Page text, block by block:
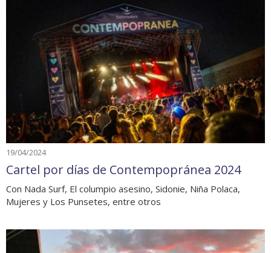
19/04/2024
Cartel por días de Contempopránea 2024
Con Nada Surf, El columpio asesino, Sidonie, Niña Polaca,
Mujeres y Los Punsetes, entre otros